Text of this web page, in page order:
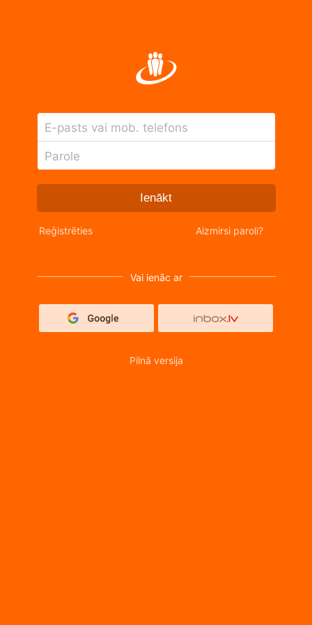
E-pasts vai mob. telefons
Parole
Ienākt
Reģistrēties Aizmirsi paroli?
Vai ienāc ar
Pilnā versija